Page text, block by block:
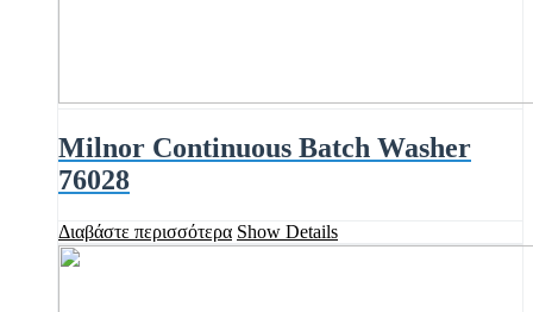
Milnor Continuous Batch Washer
76028
Διαβάστε περισσότερα Show Details